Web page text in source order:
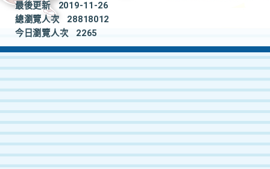
最後更新
2019-11-26
總瀏覽人次
28818012
今日瀏覽人次
2265